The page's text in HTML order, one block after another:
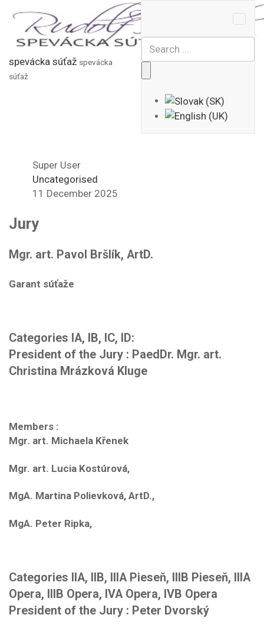
spevácka súťaž spevácka
súťaž
Super User
Uncategorised
11 December 2025
Jury
Mgr. art. Pavol Bršlík, ArtD.
Garant súťaže
Categories IA, IB, IC, ID:
President of the Jury : PaedDr. Mgr. art.
Christina Mrázková Kluge
Members :
Mgr. art. Michaela Křenek
Mgr. art. Lucia Kostúrová,
MgA. Martina Polievková, ArtD.,
MgA. Peter Ripka,
Categories IIA, IIB, IIIA Pieseň, IIIB Pieseň, IIIA
Opera, IIIB Opera, IVA Opera, IVB Opera
President of the Jury : Peter Dvorský